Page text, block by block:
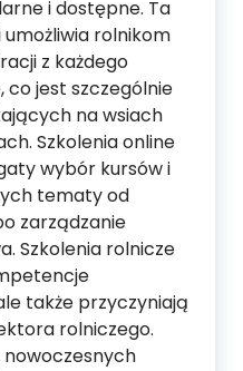
i dostępne. Ta
rolnikom
z każdego
co jest szczególnie
na wsiach
Szkolenia online
wybór kursów i
tematy od
zarządzanie
Szkolenia rolnicze
także przyczyniają
rolniczego.